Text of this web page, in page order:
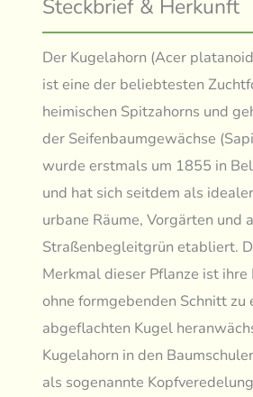
Steckbrief & Herkunft
Der Kugelahorn (Acer
ist eine der beliebtesten
heimischen Spitzahorns und
der Seifenbaumgewächse
wurde erstmals um 1855 in
und hat sich seitdem als
urbane Räume, Vorgärten und
Straßenbegleitgrün etabliert.
Merkmal dieser Pflanze ist
ohne formgebenden Schnitt zu
abgeflachten Kugel
Kugelahorn in den
als sogenannte